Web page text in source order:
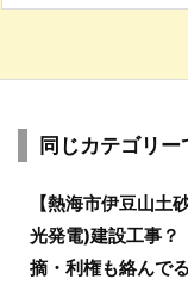
同じカテゴリ
【熱海市伊豆山土
光発電)建設工事？
摘・利権も絡んでる